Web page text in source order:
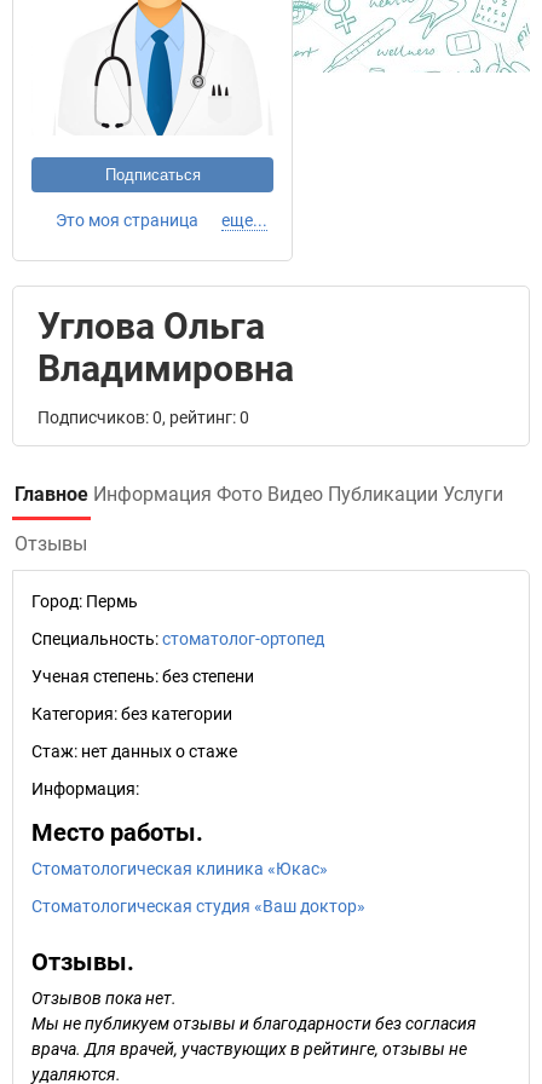
Подписаться
Это моя страница еще...
Углова Ольга
Владимировна
Подписчиков: 0, рейтинг: 0
Главное Информация Фото Видео Публикации Услуги
Отзывы
Город: Пермь
Специальность:стоматолог-ортопед
Ученая степень:без степени
Категория:без категории
Стаж: нет данных о стаже
Информация:
Место работы.
Стоматологическая клиника «Юкас»
Стоматологическая студия «Ваш доктор»
Отзывы.
Отзывов пока нет.
Мы не публикуем отзывы и благодарности без согласия
врача. Для врачей, участвующих в рейтинге, отзывы не
удаляются.